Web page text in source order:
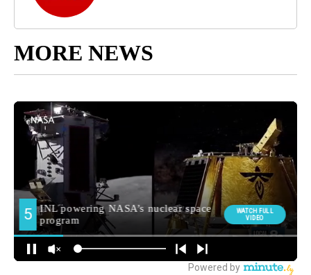
MORE NEWS